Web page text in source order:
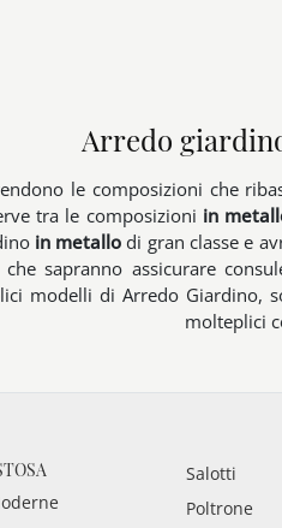
Arredo
le composizioni che
tra le composizioni in
in metallo di gran classe e
sapranno assicurare
modelli di Arredo
molteplici
Salotti
Poltrone